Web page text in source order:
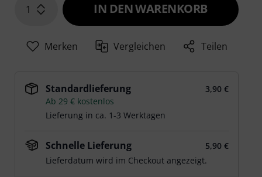
1 IN DEN WARENKORB
Merken Vergleichen Teilen
Standardlieferung
3,90 €
Ab 29 € kostenlos
Lieferung in ca. 1-3 Werktagen
Schnelle Lieferung
5,90 €
Lieferdatum wird im Checkout angezeigt.